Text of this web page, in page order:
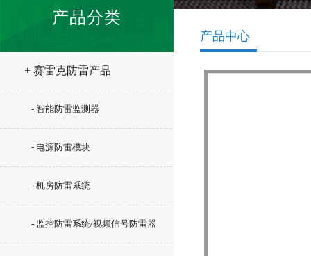
产品分类
+ 赛雷克防雷产品
- 智能防雷监测器
- 电源防雷模块
- 机房防雷系统
- 监控防雷系统/视频信号防雷器
产品中心